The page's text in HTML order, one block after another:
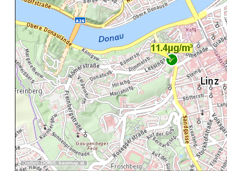
Quellen:DORIS, basemap.at